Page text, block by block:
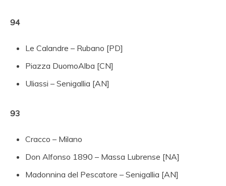
94
Le Calandre – Rubano [PD]
Piazza DuomoAlba [CN]
Uliassi – Senigallia [AN]
93
Cracco – Milano
Don Alfonso 1890 – Massa Lubrense [NA]
Madonnina del Pescatore – Senigallia [AN]